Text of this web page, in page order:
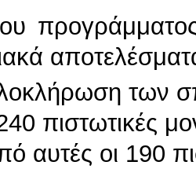
των
πιστωτικές
αυτές οι 190